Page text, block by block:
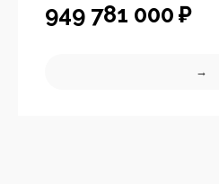
949 781 000 ₽
→